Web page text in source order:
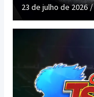
23 de julho de 2026